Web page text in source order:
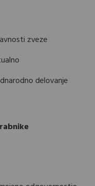
zveze
delovanje